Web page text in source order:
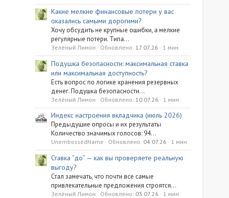
Какие мелкие финансовые потери у вас
оказались самыми дорогими?
Хочу обсудить не крупные ошибки, а мелкие
регулярные потери. Типа...
Зелёный Лимон Обновлено: 17.07.26 1 мин.
Подушка безопасности: максимальная ставка
или максимальная доступность?
Есть вопрос по логике хранения резервных
денег. Подушка безопасности...
Зелёный Лимон Обновлено: 10.07.26 1 мин.
Индекс настроения вкладчика (июль 2026)
Предыдущие опросы и их результаты
Количество значимых голосов: 94...
UnembossedName Обновлено: 04.07.26 1 мин.
Ставка “до” — как вы проверяете реальную
выгоду?
Стал замечать, что почти все самые
привлекательные предложения строятся...
Зелёный Лимон Обновлено: 03.07.26 1 мин.